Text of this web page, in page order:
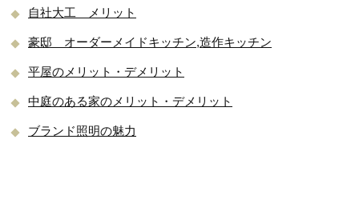
自社大工 メリット
豪邸 オーダーメイドキッチン,造作キッチン
平屋のメリット・デメリット
中庭のある家のメリット・デメリット
ブランド照明の魅力